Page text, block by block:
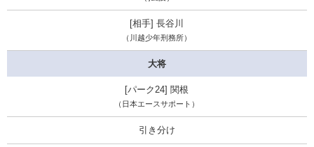
長谷川
（川越少年刑務所）
大将
関根
（日本エースサポート）
引き分け